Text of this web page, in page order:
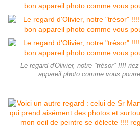
Le regard d'Olivier, notre "trésor" !!!!
appareil photo comme vous